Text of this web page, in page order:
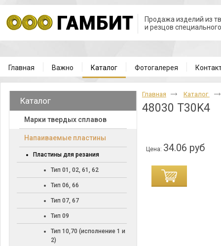
Продажа изделий из
и резцов
Главная Важно Каталог Фотогалерея
Каталог
Марки твердых сплавов
Напаиваемые пластины
Пластины для резания
Тип 01, 02, 61, 62
Тип 06, 66
Тип 07, 67
Тип 09
Тип 10,70 (исполнение 1 и
2)
Главная Каталог
48030 T30K4
Цена: 34.06 руб